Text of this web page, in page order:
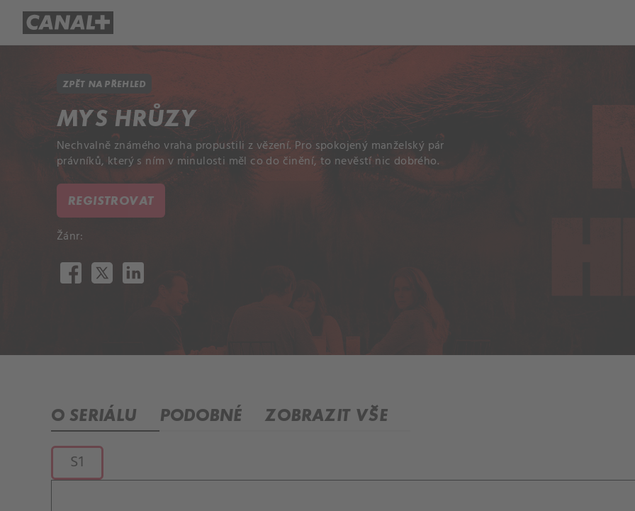
ZPĚT NA PŘEHLED
MYS HRŮZY
Nechvalně známého vraha propustili z vězení. Pro spokojený manželský pár
právníků, který s ním v minulosti měl co do činění, to nevěstí nic dobrého.
REGISTROVAT
Žánr:
O SERIÁLU PODOBNÉ ZOBRAZIT VŠE
S1